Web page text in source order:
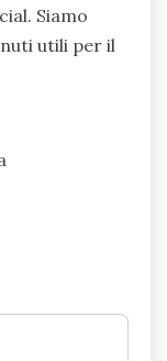
Siamo
utili per il